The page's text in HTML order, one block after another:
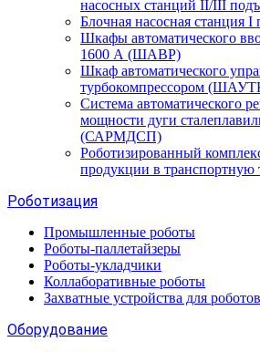
насосных станций II/III
Блочная насосная станция
Шкафы автоматического
1600 А (ШАВР)
Шкаф автоматического
турбокомпрессором
Система автоматического
мощности дуги
(САРМДСП)
Роботизированный
продукции в
Роботизация
Промышленные роботы
Роботы-паллетайзеры
Роботы-укладчики
Коллаборативные роботы
Захватные устройства для роботов
Оборудование